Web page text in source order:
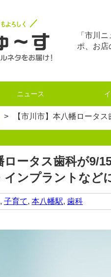
「市川
ポ、お店
ニュース
【市川市】本八幡ロータ
ロータス歯科が9/
インプラントなど
, 子育て, 本八幡駅, 歯科